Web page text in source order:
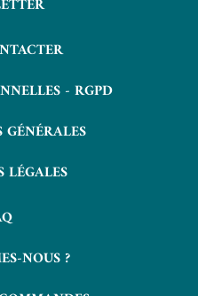
- RGPD
LÉGALES
NOUS ?